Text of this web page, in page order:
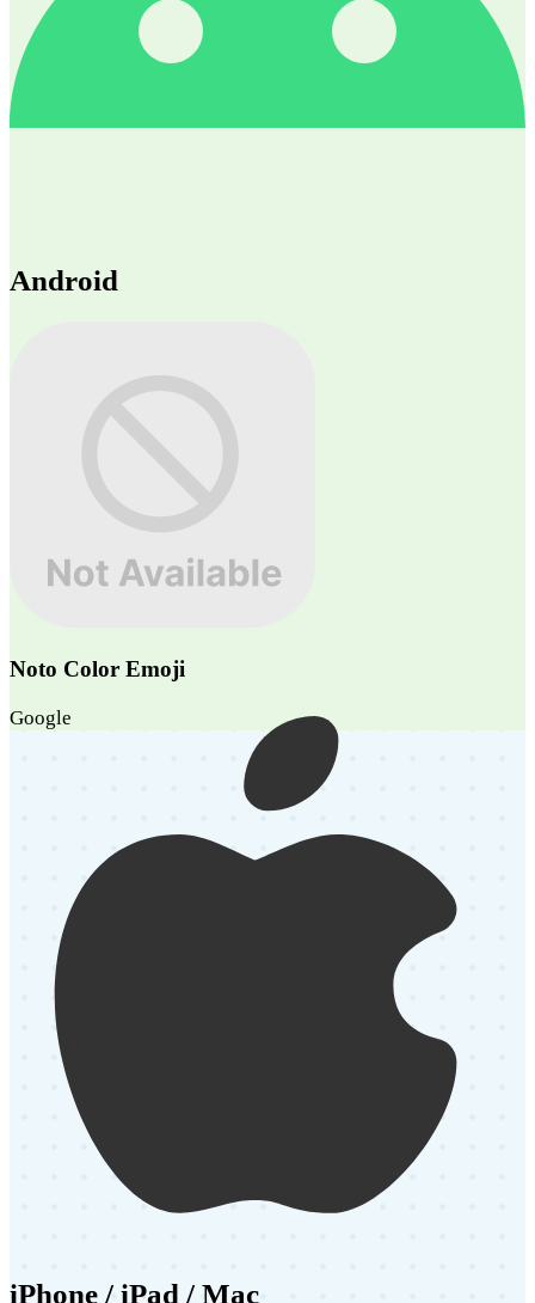
Android
Noto Color Emoji
Google
iPhone / iPad / Mac